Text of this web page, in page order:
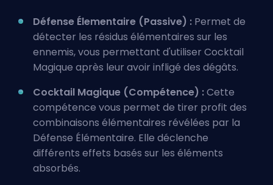
Défense Élementaire (Passive) : Permet de
détecter les résidus élémentaires sur les
ennemis, vous permettant d'utiliser Cocktail
Magique après leur avoir infligé des dégâts.
Cocktail Magique (Compétence) :Cette
compétence vous permet de tirer profit des
combinaisons élémentaires révélées par la
Défense Élémentaire. Elle déclenche
différents effets basés sur les éléments
absorbés.